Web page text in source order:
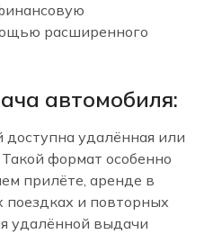
расширенного
автомобиля:
удалённая или
формат особенно
прилёте, аренде в
поездках и повторных
удалённой выдачи